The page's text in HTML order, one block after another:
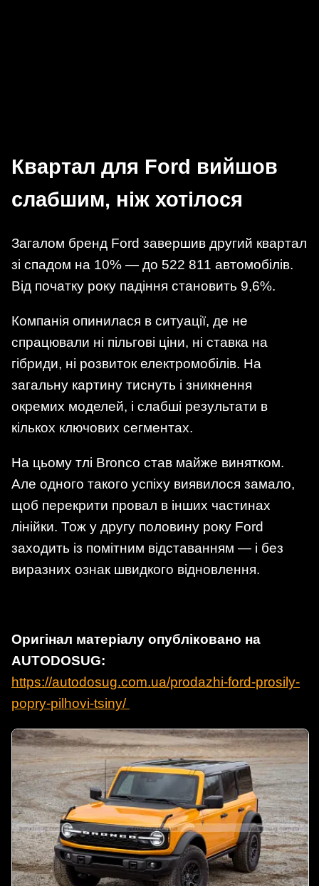
Квартал для Ford вийшов
слабшим, ніж хотілося
Загалом бренд Ford завершив другий квартал
зі спадом на 10% — до 522 811 автомобілів.
Від початку року падіння становить 9,6%.
Компанія опинилася в ситуації, де не
спрацювали ні пільгові ціни, ні ставка на
гібриди, ні розвиток електромобілів. На
загальну картину тиснуть і зникнення
окремих моделей, і слабші результати в
кількох ключових сегментах.
На цьому тлі Bronco став майже винятком.
Але одного такого успіху виявилося замало,
щоб перекрити провал в інших частинах
лінійки. Тож у другу половину року Ford
заходить із помітним відставанням — і без
виразних ознак швидкого відновлення.
Оригінал матеріалу опубліковано на
AUTODOSUG:
https://autodosug.com.ua/prodazhi-ford-prosily-
popry-pilhovi-tsiny/